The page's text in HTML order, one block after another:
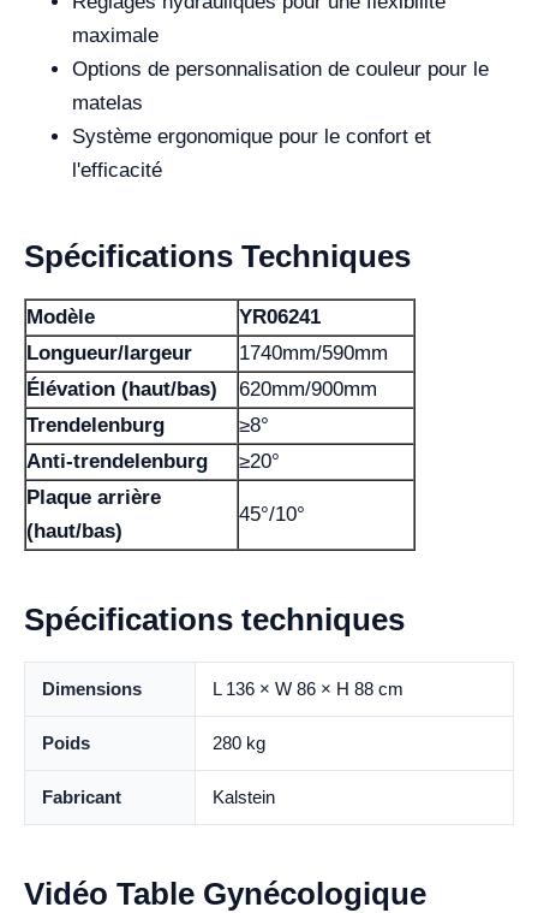
maximale
Options de personnalisation de couleur pour le
matelas
Système ergonomique pour le confort et
l'efficacité
Spécifications Techniques
Modèle
YR06241
Longueur/largeur
1740mm/590mm
Élévation (haut/bas)
620mm/900mm
Trendelenburg
≥8°
Anti-trendelenburg
≥20°
Plaque arrière
(haut/bas)
45°/10°
Spécifications techniques
Dimensions L 136 × W 86 × H 88 cm
Poids 280 kg
Fabricant Kalstein
Vidéo Table Gynécologique